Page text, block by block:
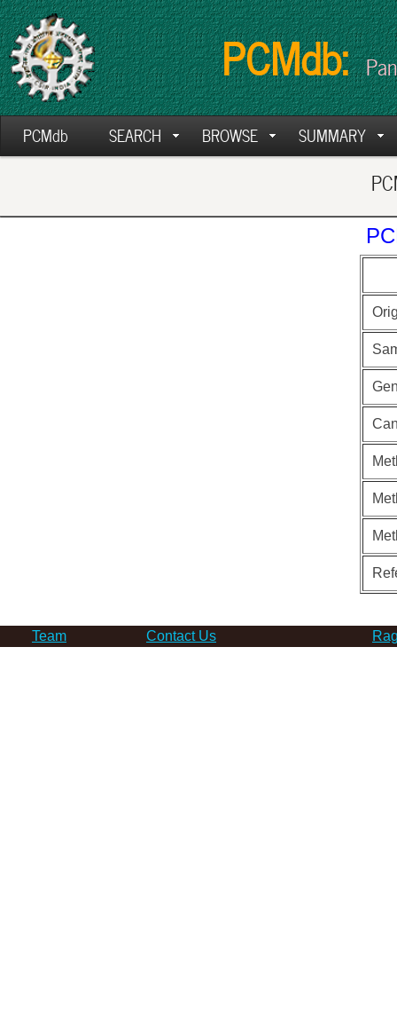
PCMdb:
PCMdb SEARCH BROWSE SUMMARY
Team Contact Us